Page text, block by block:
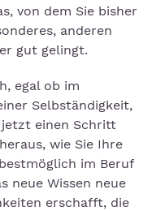
von dem Sie bisher
anderen
gut gelingt.
egal ob im
Selbständigkeit,
einen Schritt
wie Sie Ihre
im Beruf
neue Wissen neue
erschafft, die